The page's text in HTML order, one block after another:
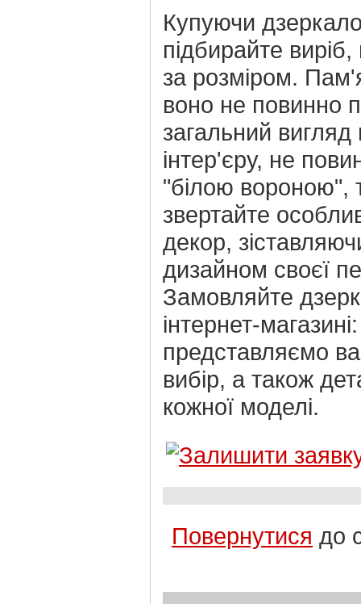
Купуючи
підбирайте виріб,
за розміром.
воно не повинно
загальний
інтер'єру, не
"білою вороною",
звертайте
декор,
дизайном своєї
Замовляйте
інтернет-
представляємо
вибір, а також
кожної моделі.
Повернутися до